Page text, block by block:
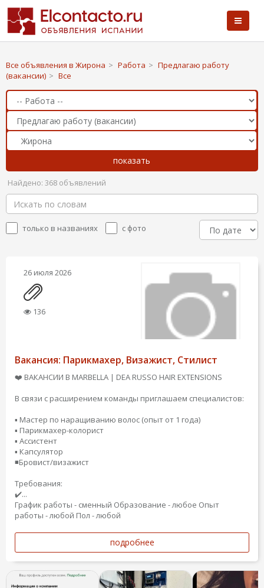
Все объявления в Жирона > Работа > Предлагаю работу
(вакансии) > Все
Найдено: 368 объявлений
только в названиях с фото
26 июля 2026
136
Вакансия: Парикмахер, Визажист, Стилист
❤️ ВАКАНСИИ В MARBELLA | DEA RUSSO HAIR EXTENSIONS
В связи с расширением команды приглашаем специалистов:
▪️ Мастер по наращиванию волос (опыт от 1 года)
▪️ Парикмахер-колорист
▪️ Ассистент
▪️ Капсулятор
◾️Бровист/визажист
Требования:
✔️...
График работы - сменный Образование - любое Опыт
работы - любой Пол - любой
подробнее